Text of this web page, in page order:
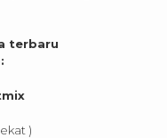
terbaru
)